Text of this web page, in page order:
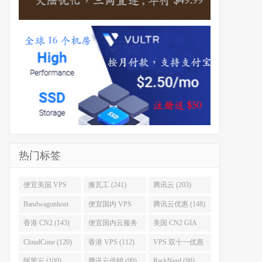
热门标签
便宜美国 VPS
(255)
搬瓦工 (241) 腾讯云 (203)
Bandwagonhost
(188)
便宜国内 VPS
(167)
腾讯云优惠 (148)
香港 CN2 (143) 便宜国内云服务
器 (128)
美国 CN2 GIA
(123)
CloudCone (120) 香港 VPS (112) VPS 双十一优惠
促销 (106)